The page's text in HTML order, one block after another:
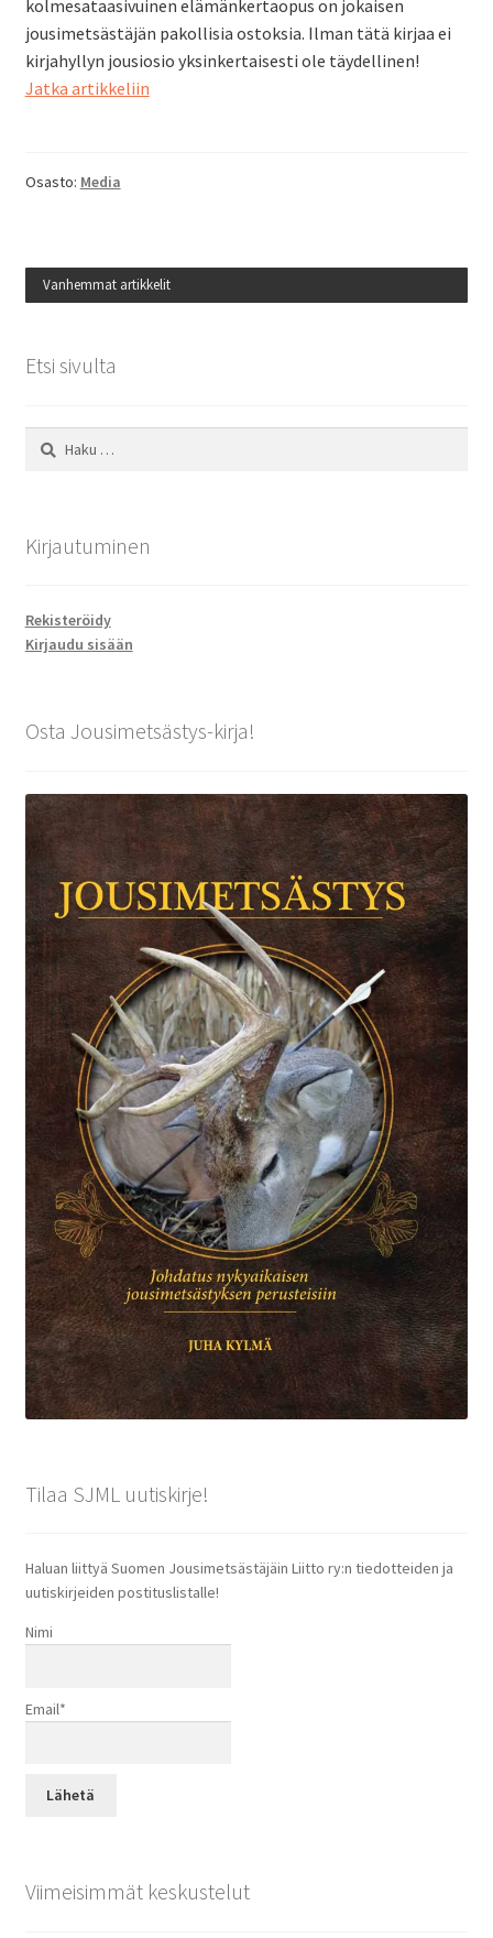
kolmesataasivuinen elämänkertaopus on jokaisen
jousimetsästäjän pakollisia ostoksia. Ilman tätä kirjaa ei
kirjahyllyn jousiosio yksinkertaisesti ole täydellinen!
Jatka artikkeliinLife
Osasto: Media
Vanhemmat artikkelit
Etsi sivulta
Haku:
Kirjautuminen
Rekisteröidy
Kirjaudu sisään
Osta Jousimetsästys-kirja!
Tilaa SJML uutiskirje!
Haluan liittyä Suomen Jousimetsästäjäin Liitto ry:n tiedotteiden ja
uutiskirjeiden postituslistalle!
Nimi
Email*
Viimeisimmät keskustelut